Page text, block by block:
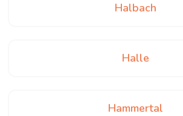
Halbach
Halle
Hammertal